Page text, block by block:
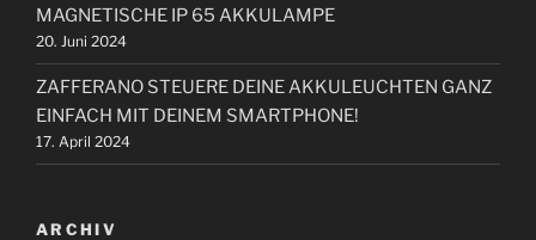
MAGNETISCHE IP 65 AKKULAMPE
20. Juni 2024
ZAFFERANO STEUERE DEINE AKKULEUCHTEN GANZ
EINFACH MIT DEINEM SMARTPHONE!
17. April 2024
ARCHIV